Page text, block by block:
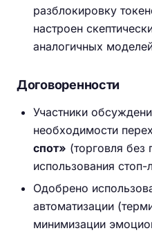
разблокировку
настроен
аналогичных
Договоренности
Участники
необходимости
спот» (торговля без
использования стоп-
Одобрено
автоматизации
минимизации